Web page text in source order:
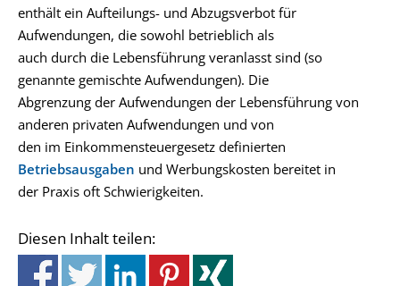
enthält ein Aufteilungs- und Abzugsverbot für
Aufwendungen, die sowohl betrieblich als
auch durch die Lebensführung veranlasst sind (so
genannte gemischte Aufwendungen). Die
Abgrenzung der Aufwendungen der Lebensführung von
anderen privaten Aufwendungen und von
den im Einkommensteuergesetz definierten
Betriebsausgaben und Werbungskosten bereitet in
der Praxis oft Schwierigkeiten.
Diesen Inhalt teilen: